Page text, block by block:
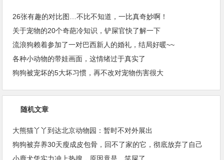
26张有趣的对比图…不比不知道，一比真奇妙啊！
关于宠物的20个奇葩冷知识，铲屎官快了解一下
流浪狗赖着参加了一对巴西新人的婚礼，结局好暖~~
各种小动物的带娃画面，这情绪过于真实了
狗狗被宠坏的5大坏习惯，再不改对宠物伤害很大
随机文章
大熊猫丫丫到达北京动物园：暂时不对外展出
狗狗被弃养30天瘦成皮包骨，回不了家的它，彻底放弃了自己
小鹿犬凭实力冲上热搜，原因竟是…笑屎了